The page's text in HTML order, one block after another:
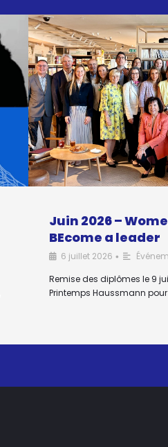
Juin 2026 –
BEcome a leader
6 juillet 2026 •
Remise des diplômes le 9
Printemps Haussmann